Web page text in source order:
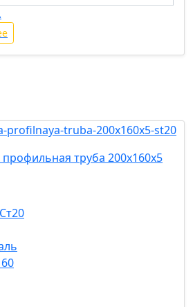
труба 200х160х5
Ст20